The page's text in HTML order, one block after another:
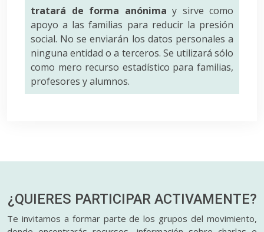
tratará de forma anónima y sirve como
apoyo a las familias para reducir la presión
social. No se enviarán los datos personales a
ninguna entidad o a terceros. Se utilizará sólo
como mero recurso estadístico para familias,
profesores y alumnos.
¿QUIERES PARTICIPAR ACTIVAMENTE?
Te invitamos a formar parte de los grupos del movimiento,